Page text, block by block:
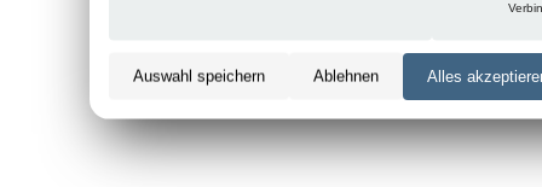
Auswahl speichern Ablehnen Alles